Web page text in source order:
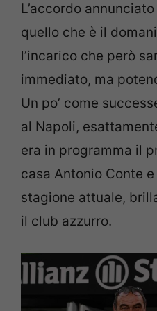
L’accordo
quello che è il
l’incarico che però
immediato, ma
Un po’ come
al Napoli,
era in programma il
casa Antonio Conte
stagione attuale,
il club azzurro.